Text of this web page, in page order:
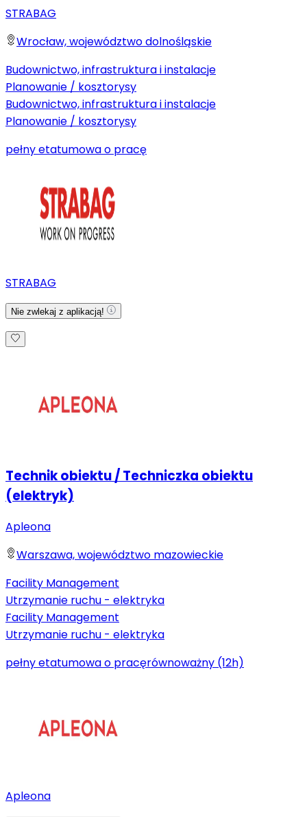
STRABAG
Wrocław, województwo dolnośląskie
Budownictwo, infrastruktura i instalacje
Planowanie / kosztorysy
Budownictwo, infrastruktura i instalacje
Planowanie / kosztorysy
pełny etatumowa o pracę
STRABAG
Nie zwlekaj z aplikacją!
Technik obiektu / Techniczka obiektu
(elektryk)
Apleona
Warszawa, województwo mazowieckie
Facility Management
Utrzymanie ruchu - elektryka
Facility Management
Utrzymanie ruchu - elektryka
pełny etatumowa o pracęrównoważny (12h)
Apleona